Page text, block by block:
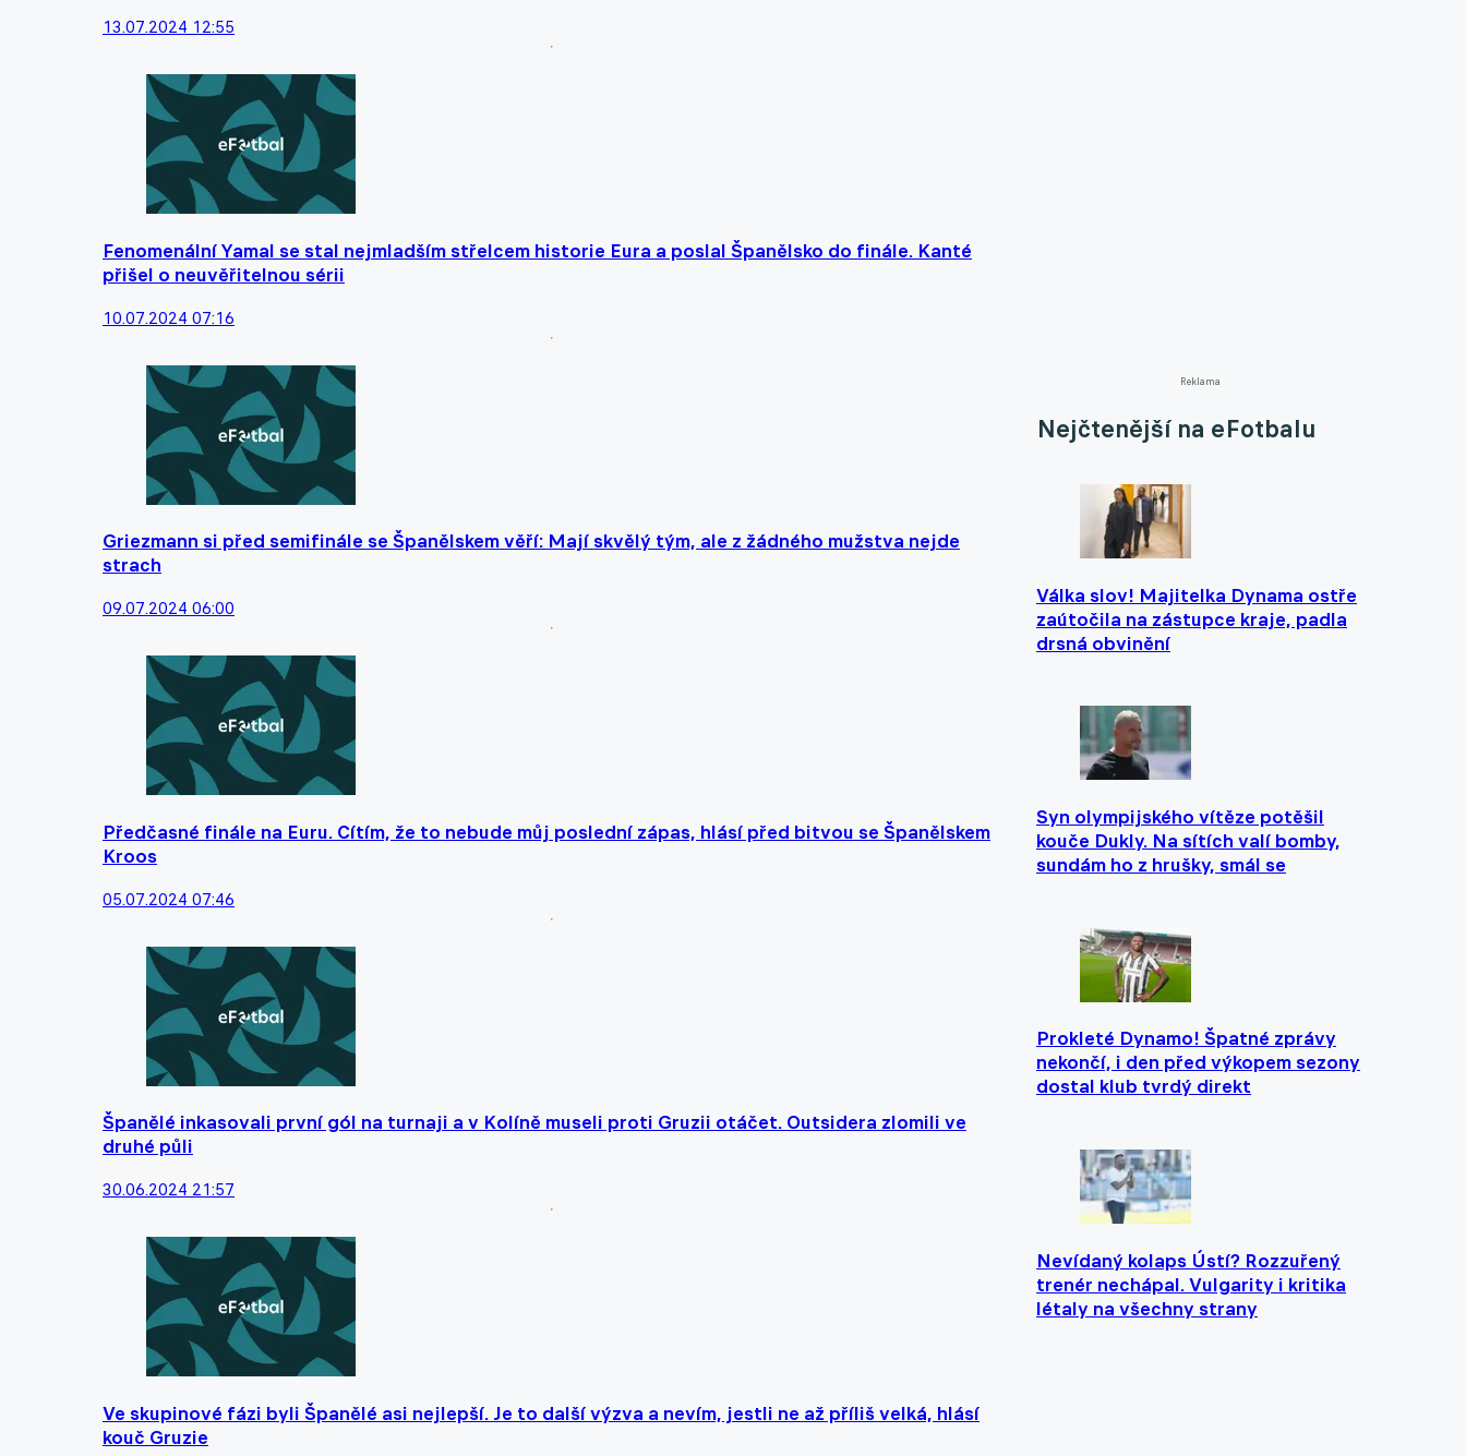
13.07.2024 12:55
Fenomenální Yamal se stal nejmladším střelcem historie Eura a poslal Španělsko do finále. Kanté
přišel o neuvěřitelnou sérii
10.07.2024 07:16
Griezmann si před semifinále se Španělskem věří: Mají skvělý tým, ale z žádného mužstva nejde
strach
09.07.2024 06:00
Předčasné finále na Euru. Cítím, že to nebude můj poslední zápas, hlásí před bitvou se Španělskem
Kroos
05.07.2024 07:46
Španělé inkasovali první gól na turnaji a v Kolíně museli proti Gruzii otáčet. Outsidera zlomili ve
druhé půli
30.06.2024 21:57
Ve skupinové fázi byli Španělé asi nejlepší. Je to další výzva a nevím, jestli ne až příliš velká, hlásí
kouč Gruzie
Reklama
Nejčtenější na eFotbalu
Válka slov! Majitelka Dynama ostře
zaútočila na zástupce kraje, padla
drsná obvinění
Syn olympijského vítěze potěšil
kouče Dukly. Na sítích valí bomby,
sundám ho z hrušky, smál se
Prokleté Dynamo! Špatné zprávy
nekončí, i den před výkopem sezony
dostal klub tvrdý direkt
Nevídaný kolaps Ústí? Rozzuřený
trenér nechápal. Vulgarity i kritika
létaly na všechny strany